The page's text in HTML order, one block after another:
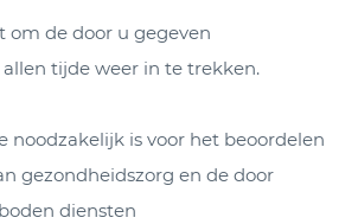
om de door u gegeven
tijde weer in te trekken.
noodzakelijk is voor het beoordelen
gezondheidszorg en de door
diensten